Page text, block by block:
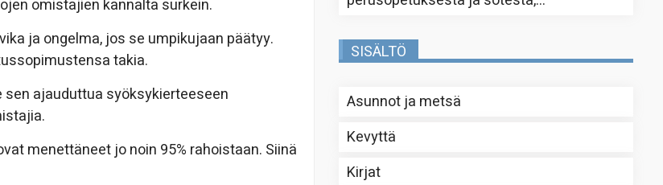
omistajien kannalta surkein.
ja ongelma, jos se umpikujaan päätyy.
takia.
sen ajauduttua syöksykierteeseen
menettäneet jo noin 95% rahoistaan. Siinä
SISÄLTÖ
Asunnot ja metsä
Kevyttä
Kirjat